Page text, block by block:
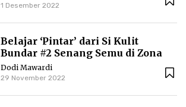
1 Desember 2022
Belajar ‘Pintar’ dari Si Kulit
Bundar #2 Senang Semu di Zona
Nyaman
Dodi Mawardi
29 November 2022